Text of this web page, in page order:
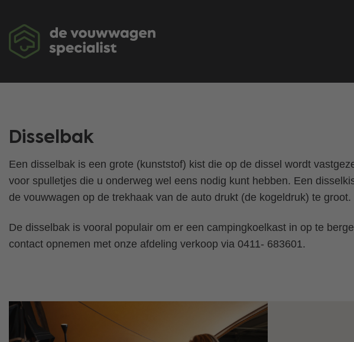
naar
inhoud
Disselbak
Een disselbak is een grote (kunststof) kist die op de dissel wordt
voor spulletjes die u onderweg wel eens nodig kunt hebben. Een
de vouwwagen op de trekhaak van de auto drukt (de kogeldruk) te groot.
De disselbak is vooral populair om er een campingkoelkast in op te
contact opnemen met onze afdeling verkoop via 0411- 683601.